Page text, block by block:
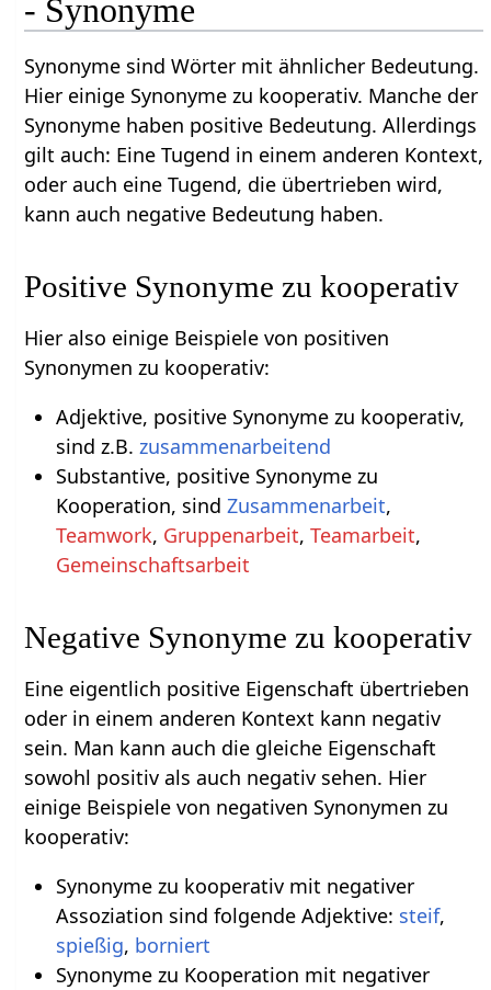
- Synonyme
Synonyme sind Wörter mit ähnlicher Bedeutung.
Hier einige Synonyme zu kooperativ. Manche der
Synonyme haben positive Bedeutung. Allerdings
gilt auch: Eine Tugend in einem anderen Kontext,
oder auch eine Tugend, die übertrieben wird,
kann auch negative Bedeutung haben.
Positive Synonyme zu kooperativ
Hier also einige Beispiele von positiven
Synonymen zu kooperativ:
Adjektive, positive Synonyme zu kooperativ,
sind z.B. zusammenarbeitend
Substantive, positive Synonyme zu
Kooperation, sind Zusammenarbeit,
Teamwork, Gruppenarbeit, Teamarbeit,
Gemeinschaftsarbeit
Negative Synonyme zu kooperativ
Eine eigentlich positive Eigenschaft übertrieben
oder in einem anderen Kontext kann negativ
sein. Man kann auch die gleiche Eigenschaft
sowohl positiv als auch negativ sehen. Hier
einige Beispiele von negativen Synonymen zu
kooperativ:
Synonyme zu kooperativ mit negativer
Assoziation sind folgende Adjektive: steif,
spießig, borniert
Synonyme zu Kooperation mit negativer